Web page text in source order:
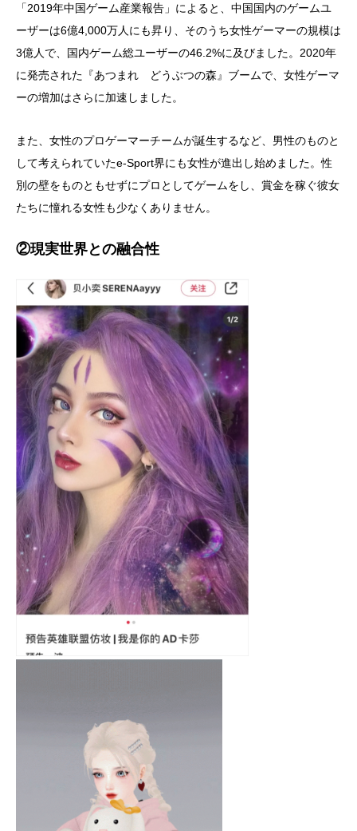
「2019年中国ゲーム産業報告」によると、中国国内のゲームユ
ーザーは6億4,000万人にも昇り、そのうち女性ゲーマーの規模は
3億人で、国内ゲーム総ユーザーの46.2%に及びました。2020年
に発売された『あつまれ どうぶつの森』ブームで、女性ゲーマ
ーの増加はさらに加速しました。
また、女性のプロゲーマーチームが誕生するなど、男性のものと
して考えられていたe-Sport界にも女性が進出し始めました。性
別の壁をものともせずにプロとしてゲームをし、賞金を稼ぐ彼女
たちに憧れる女性も少なくありません。
②現実世界との融合性